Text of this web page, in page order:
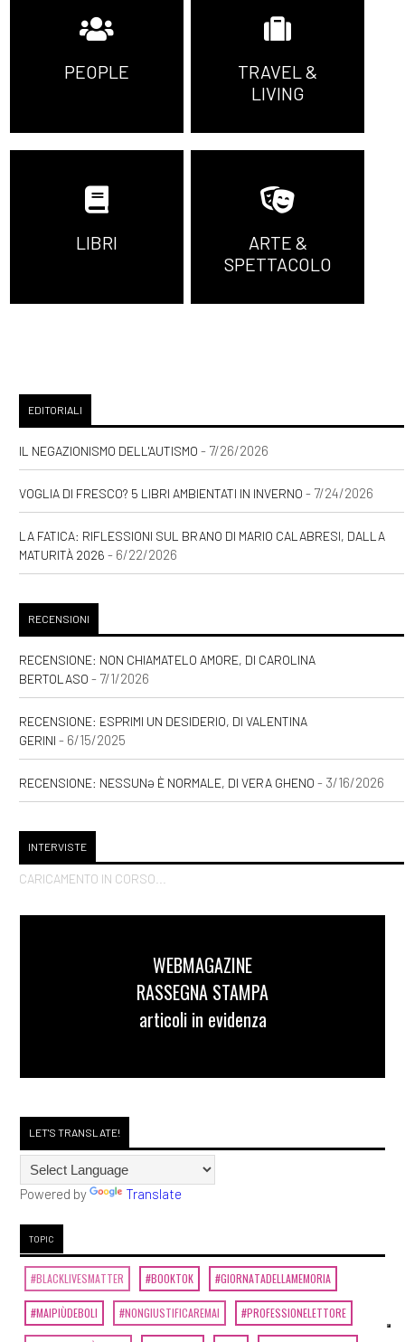
PEOPLE
TRAVEL &
LIVING
LIBRI
ARTE &
SPETTACOLO
EDITORIALI
IL NEGAZIONISMO DELL'AUTISMO - 7/26/2026
VOGLIA DI FRESCO? 5 LIBRI AMBIENTATI IN INVERNO - 7/24/2026
LA FATICA: RIFLESSIONI SUL BRANO DI MARIO CALABRESI, DALLA
MATURITÀ 2026 - 6/22/2026
RECENSIONI
RECENSIONE: NON CHIAMATELO AMORE, DI CAROLINA
BERTOLASO - 7/1/2026
RECENSIONE: ESPRIMI UN DESIDERIO, DI VALENTINA
GERINI - 6/15/2025
RECENSIONE: NESSUNƏ È NORMALE, DI VERA GHENO - 3/16/2026
INTERVISTE
CARICAMENTO IN CORSO...
WEBMAGAZINE
RASSEGNA STAMPA
articoli in evidenza
LET'S TRANSLATE!
Powered by Translate
TOPIC
#BLACKLIVESMATTER #BOOKTOK #GIORNATADELLAMEMORIA
#MAIPIÙDEBOLI #NONGIUSTIFICAREMAI #PROFESSIONELETTORE